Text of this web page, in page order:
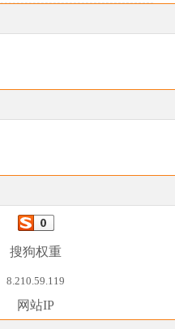
搜狗权重
8.210.59.119
网站IP